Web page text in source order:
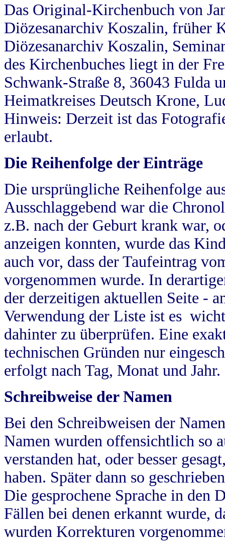
Das Original-Kirchenbuch von
Diözesanarchiv Koszalin, früher
Diözesanarchiv Koszalin,
des Kirchenbuches liegt in der
Schwank-Straße 8, 36043 Fulda
Heimatkreises Deutsch Krone,
Hinweis: Derzeit ist das
erlaubt.
Die Reihenfolge der Einträge
Die ursprüngliche Reihenfolge
Ausschlaggebend war die
z.B. nach der Geburt krank war,
anzeigen konnten, wurde das
auch vor, dass der Taufeintrag
vorgenommen wurde. In
der derzeitigen aktuellen Seite -
Verwendung der Liste ist es
dahinter zu überprüfen. Eine
technischen Gründen nur
erfolgt nach Tag, Monat und Jahr.
Schreibweise der Namen
Bei den Schreibweisen der
Namen wurden offensichtlich so
verstanden hat, oder besser
haben. Später dann so
Die gesprochene Sprache in
Fällen bei denen erkannt wurde,
wurden Korrekturen